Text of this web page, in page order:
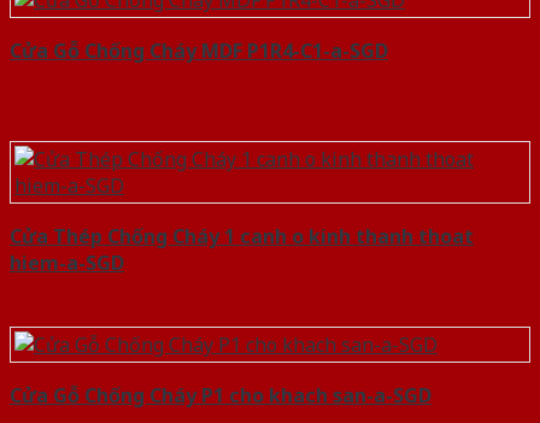
Cửa Gỗ Chống Cháy MDF P1R4-C1-a-SGD
Cửa Thép Chống Cháy 1 canh o kinh thanh thoat
hiem-a-SGD
Cửa Gỗ Chống Cháy P1 cho khach san-a-SGD